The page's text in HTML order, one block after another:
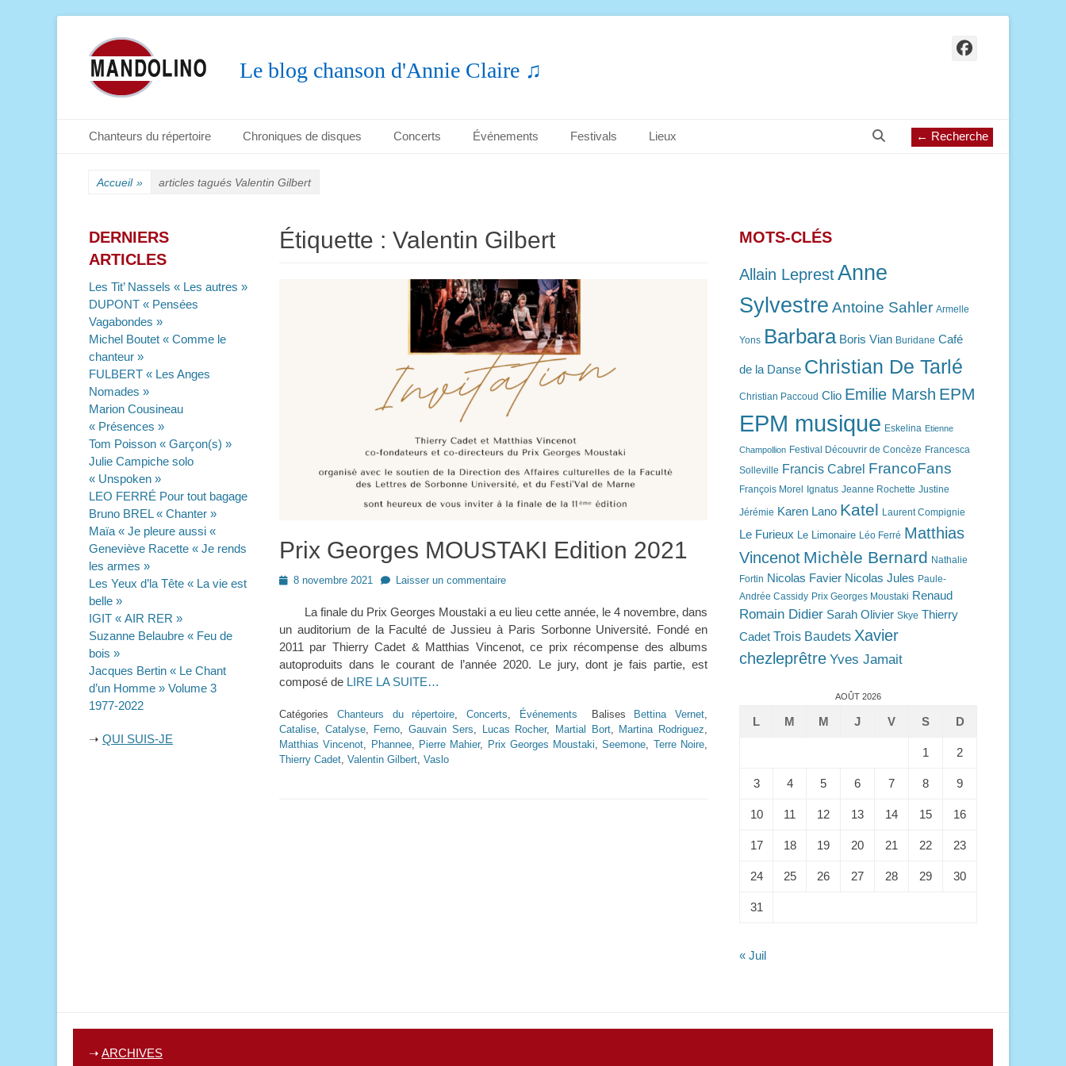
Le blog chanson d'Annie Claire ♫
Facebook
Menu principal
Chanteurs du répertoire Chroniques de disques Concerts Événements Festivals Lieux ← Recherche
Recherche
Accueil » articles tagués Valentin Gilbert
Étiquette : Valentin Gilbert
Prix Georges MOUSTAKI Edition 2021
Posted8 novembre 2021 Laisser un commentaire
La finale du Prix Georges Moustaki a eu lieu cette année, le 4 novembre, dans
un auditorium de la Faculté de Jussieu à Paris Sorbonne Université. Fondé en
2011 par Thierry Cadet & Matthias Vincenot, ce prix récompense des albums
autoproduits dans le courant de l’année 2020. Le jury, dont je fais partie, est
composé de LIRE LA SUITE…
Catégories Chanteurs du répertoire Concerts Événements Balises Bettina Vernet
Catalise
Catalyse, Ferno ,Gauvain Sers Lucas Rocher, Martial Bort, Martina Rodriguez
Matthias Vincenot
Phannee, Pierre Mahier, Prix Georges Moustaki ,Seemone Terre Noire
Thierry Cadet Valentin Gilbert Vaslo
MOTS-CLÉS
Allain LeprestAnne
Sylvestre Antoine Sahler Armelle
Yons Barbara Boris Vian Buridane Café
de la Danse Christian De Tarlé
Christian Paccoud Clio Emilie Marsh EPM
EPM musique Eskelina Etienne
Champollion Festival Découvrir de Concèze Francesca
Solleville Francis Cabrel FrancoFans
François Morel Ignatus Jeanne Rochette Justine
Jérémie Karen Lano Katel Laurent Compignie
Le Furieux Le Limonaire Léo Ferré Matthias
Vincenot Michèle Bernard Nathalie
Fortin Nicolas Favier Nicolas Jules Paule-
Andrée Cassidy Prix Georges Moustaki Renaud
Romain Didier Sarah Olivier Skye Thierry
Cadet Trois Baudets Xavier
chezleprêtre Yves Jamait
AOÛT 2026
L M M J V S D
1 2
3 4 5 6 7 8 9
10 11 12 13 14 15 16
17 18 19 20 21 22 23
24 25 26 27 28 29 30
31
« Juil
DERNIERS
ARTICLES
Les Tit’ Nassels « Les autres »
DUPONT « Pensées
Vagabondes »
Michel Boutet « Comme le
chanteur »
FULBERT « Les Anges
Nomades »
Marion Cousineau
« Présences »
Tom Poisson « Garçon(s) »
Julie Campiche solo
« Unspoken »
LEO FERRÉ Pour tout bagage
Bruno BREL « Chanter »
Maïa « Je pleure aussi «
Geneviève Racette « Je rends
les armes »
Les Yeux d’la Tête « La vie est
belle »
IGIT « AIR RER »
Suzanne Belaubre « Feu de
bois »
Jacques Bertin « Le Chant
d’un Homme » Volume 3
1977-2022
➝ QUI SUIS-JE
➝ ARCHIVES